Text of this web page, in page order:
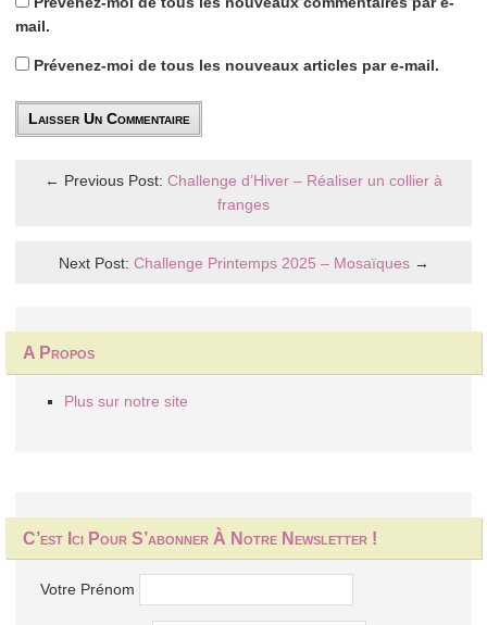
mail.
Prévenez-moi de tous les nouveaux articles par e-mail.
← Previous Post: Challenge d’Hiver – Réaliser un collier à
franges
Next Post: Challenge Printemps 2025 – Mosaïques→
A Propos
Plus sur notre site
C’est Ici Pour S’abonner À Notre Newsletter !
Votre Prénom